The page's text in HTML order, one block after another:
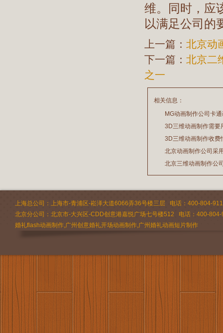
维。同时，应
以满足公司的
上一篇： 北京动
下一篇： 北京二
之一
相关信息：
MG动画制作公司卡
2026/07/21
3D三维动画制作需要
2026/03/19
3D三维动画制作收费
2026/02/28
北京动画制作公司采
2026/02/24
北京三维动画制作公
2026/02/09
上海总公司：上海市-青浦区-崧泽大道6066弄36号楼三层 电话：400-804-
北京分公司：北京市-大兴区-CDD创意港嘉悦广场七号楼512 电话：400-
婚礼flash动画制作,广州创意婚礼开场动画制作,广州婚礼动画短片制作